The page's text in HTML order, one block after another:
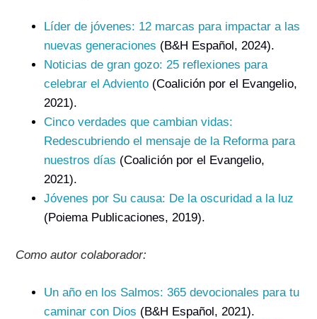
Líder de jóvenes: 12 marcas para impactar a las
nuevas generaciones (B&H Español, 2024).
Noticias de gran gozo: 25 reflexiones para
celebrar el Adviento (Coalición por el Evangelio,
2021).
Cinco verdades que cambian vidas:
Redescubriendo el mensaje de la Reforma para
nuestros días (Coalición por el Evangelio,
2021).
Jóvenes por Su causa: De la oscuridad a la luz
(Poiema Publicaciones, 2019).
Como autor colaborador:
Un año en los Salmos: 365 devocionales para tu
caminar con Dios (B&H Español, 2021).